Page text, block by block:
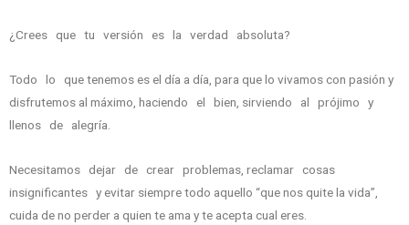
¿Crees que tu versión es la verdad absoluta?
Todo lo que tenemos es el día a día, para que lo vivamos con pasión y
disfrutemos al máximo, haciendo el bien, sirviendo al prójimo y
llenos de alegría.
Necesitamos dejar de crear problemas, reclamar cosas
insignificantes y evitar siempre todo aquello “que nos quite la vida”,
cuida de no perder a quien te ama y te acepta cual eres.